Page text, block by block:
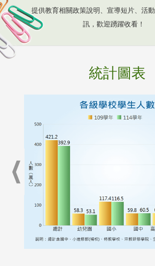
提供教育相關政策說明、宣導短片、活
訊，歡迎踴躍收看！
統計圖表